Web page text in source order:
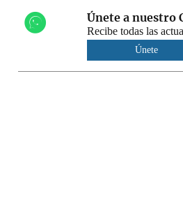
Únete a nuestro
Recibe todas las
Únete